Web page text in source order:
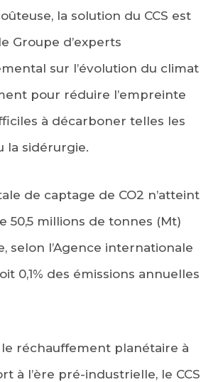
la solution du CCS est
Groupe d’experts
sur l’évolution du climat
pour réduire l’empreinte
à décarboner telles les
la sidérurgie.
de captage de CO2 n’atteint
50,5 millions de tonnes (Mt)
selon l’Agence internationale
0,1% des émissions annuelles
réchauffement planétaire à
à l’ère pré-industrielle, le CCS